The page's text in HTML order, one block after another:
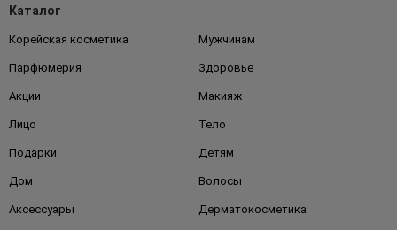
Каталог
Корейская косметика Мужчинам
Парфюмерия Здоровье
Акции Макияж
Лицо Тело
Подарки Детям
Дом Волосы
Аксессуары Дерматокосметика